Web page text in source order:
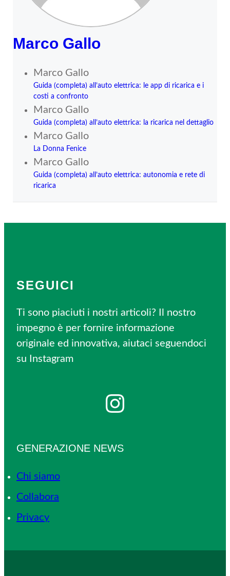
Marco Gallo
Marco Gallo
Guida (completa) all’auto elettrica: le app di ricarica e i
costi a confronto
Marco Gallo
Guida (completa) all’auto elettrica: la ricarica nel dettaglio
Marco Gallo
La Donna Fenice
Marco Gallo
Guida (completa) all’auto elettrica: autonomia e rete di
ricarica
SEGUICI
Ti sono piaciuti i nostri articoli? Il nostro
impegno è per fornire informazione
originale ed innovativa, aiutaci seguendoci
su Instagram
Instagram
GENERAZIONE NEWS
Chi siamo
Collabora
Privacy